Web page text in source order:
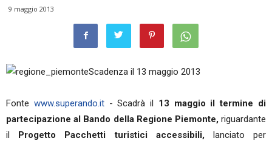
9 maggio 2013
Scadenza il 13 maggio 2013
Fonte www.superando.it- Scadrà il 13 maggio il termine di
partecipazione al Bando della Regione Piemonte,riguardante
il Progetto Pacchetti turistici accessibili,lanciato per